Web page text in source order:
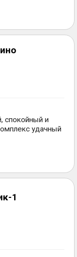
спокойный и
удачный
1